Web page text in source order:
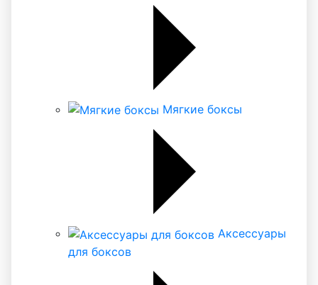
Мягкие боксы
Аксессуары
для боксов